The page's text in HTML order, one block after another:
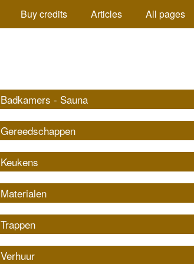
Buy credits Articles All pages
Badkamers - Sauna
Gereedschappen
Keukens
Materialen
Trappen
Verhuur